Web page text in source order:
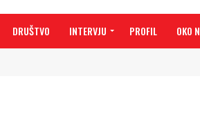
DRUŠTVO INTERVJU PROFIL OKO